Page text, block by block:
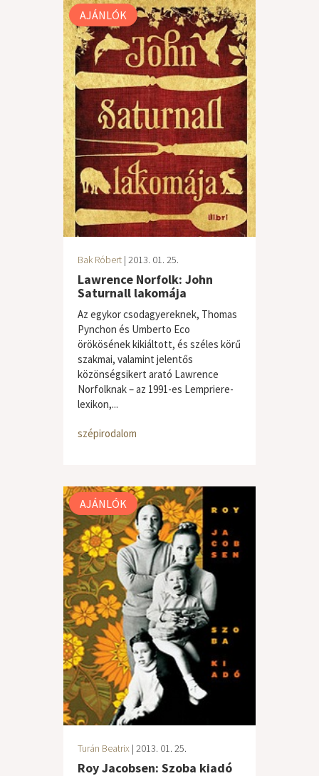
AJÁNLÓK
Bak Róbert | 2013. 01. 25.
Lawrence Norfolk: John
Saturnall lakomája
Az egykor csodagyereknek, Thomas
Pynchon és Umberto Eco
örökösének kikiáltott, és széles körű
szakmai, valamint jelentős
közönségsikert arató Lawrence
Norfolknak – az 1991-es Lempriere-
lexikon,...
szépirodalom
AJÁNLÓK
Turán Beatrix | 2013. 01. 25.
Roy Jacobsen: Szoba kiadó